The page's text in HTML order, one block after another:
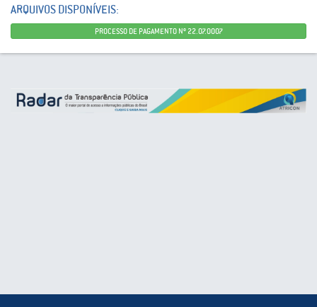
ARQUIVOS DISPONÍVEIS:
PROCESSO DE PAGAMENTO Nº 22.07.0007